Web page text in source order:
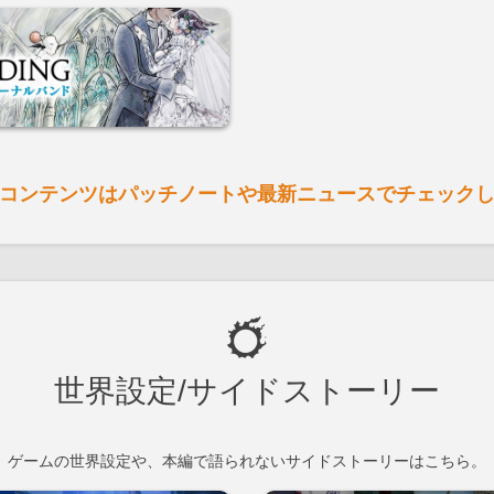
ンテンツはパッチノートや最新ニュースでチェック
世界設定/サイドストーリー
ゲームの世界設定や、本編で語られないサイドストーリーはこちら。